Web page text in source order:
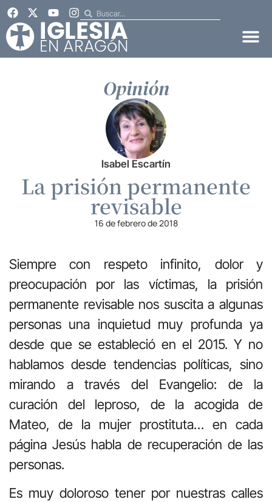
Opinión
Isabel Escartín
La prisión permanente
revisable
16 de febrero de 2018
Siempre con respeto infinito, dolor y
preocupación por las víctimas, la prisión
permanente revisable nos suscita a algunas
personas una inquietud muy profunda ya
desde que se estableció en el 2015. Y no
hablamos desde tendencias políticas, sino
mirando a través del Evangelio: de la
curación del leproso, de la acogida de
Mateo, de la mujer prostituta… en cada
página Jesús habla de recuperación de las
personas.
Es muy doloroso tener por nuestras calles